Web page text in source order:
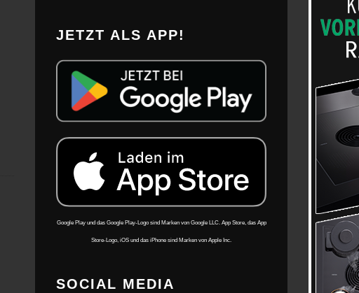
JETZT ALS APP!
Google Play und das Google Play-Logo sind Marken von Google LLC. App Store, das App
Store-Logo, iOS und das iPhone sind Marken von Apple Inc.
SOCIAL MEDIA